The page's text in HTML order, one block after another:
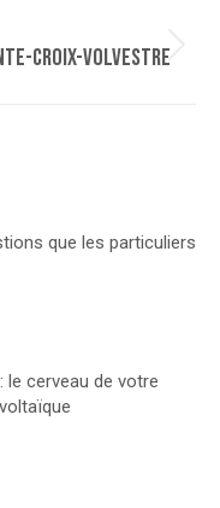
Croix-Volvestre
que les particuliers
le cerveau de votre